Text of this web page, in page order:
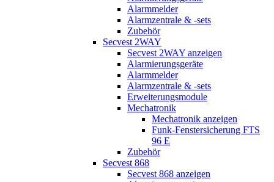
Alarmmelder
Alarmzentrale & -sets
Zubehör
Secvest 2WAY
Secvest 2WAY anzeigen
Alarmierungsgeräte
Alarmmelder
Alarmzentrale & -sets
Erweiterungsmodule
Mechatronik
Mechatronik anzeigen
Funk-Fenstersicherung FTS
96 E
Zubehör
Secvest 868
Secvest 868 anzeigen